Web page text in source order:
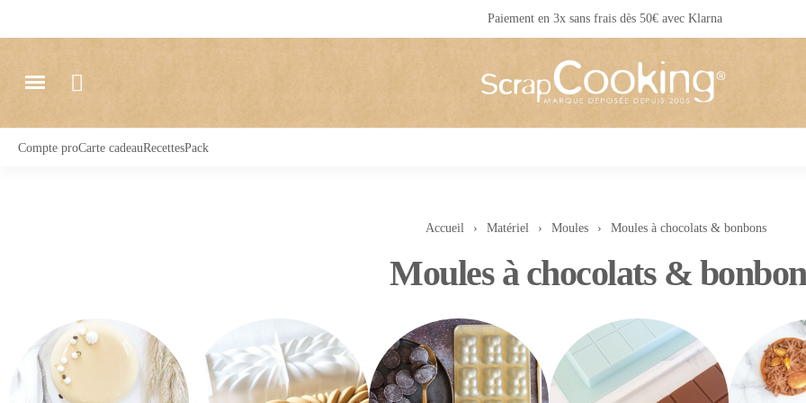
Livraison 24 / 48 h partout en France
Compte proCarte cadeauRecettesPack
Accueil Matériel Moules Moules à chocolats & bonbons
Moules à chocolats &